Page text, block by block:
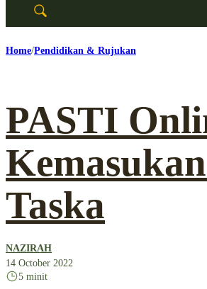
Home Pendidikan & Rujukan
PASTI
Taska
NAZIRAH
14 October 2022
5 minit